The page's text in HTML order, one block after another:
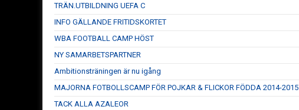
TRÄN.UTBILDNING UEFA C
INFO GÄLLANDE FRITIDSKORTET
WBA FOOTBALL CAMP HÖST
NY SAMARBETSPARTNER
Ambitionsträningen är nu igång
MAJORNA FOTBOLLSCAMP FÖR POJKAR & FLICKOR FÖDDA 2014-2015
TACK ALLA AZALEOR